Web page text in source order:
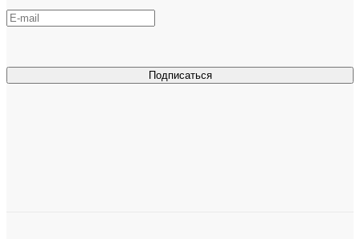
Подписаться